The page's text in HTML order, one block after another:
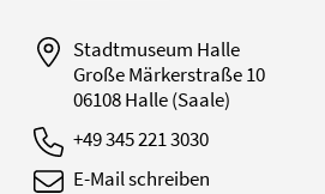
Stadtmuseum Halle
Große Märkerstraße 10
06108 Halle (Saale)
+49 345 221 3030
E-Mail schreiben